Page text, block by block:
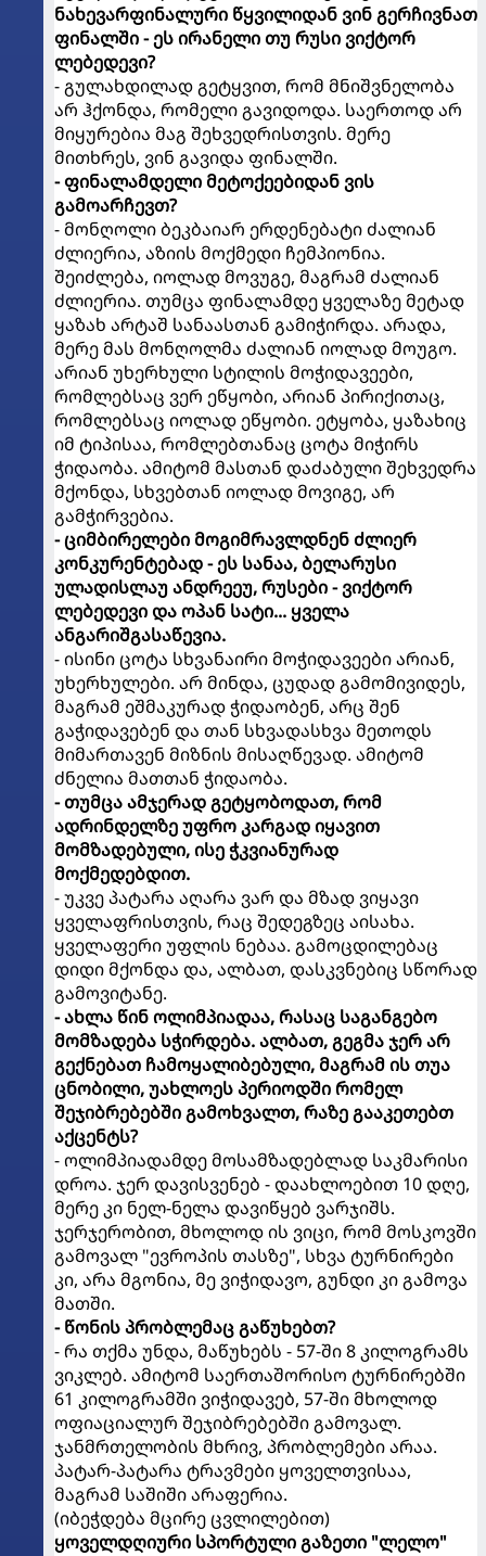
ნახევარფინალური წყვილიდან ვინ გერჩივნათ
ფინალში - ეს ირანელი თუ რუსი ვიქტორ
ლებედევი?
- გულახდილად გეტყვით, რომ მნიშვნელობა
არ ჰქონდა, რომელი გავიდოდა. საერთოდ არ
მიყურებია მაგ შეხვედრისთვის. მერე
მითხრეს, ვინ გავიდა ფინალში.
- ფინალამდელი მეტოქეებიდან ვის
გამოარჩევთ?
- მონღოლი ბეკბაიარ ერდენებატი ძალიან
ძლიერია, აზიის მოქმედი ჩემპიონია.
შეიძლება, იოლად მოვუგე, მაგრამ ძალიან
ძლიერია. თუმცა ფინალამდე ყველაზე მეტად
ყაზახ არტაშ სანაასთან გამიჭირდა. არადა,
მერე მას მონღოლმა ძალიან იოლად მოუგო.
არიან უხერხული სტილის მოჭიდავეები,
რომლებსაც ვერ ეწყობი, არიან პირიქითაც,
რომლებსაც იოლად ეწყობი. ეტყობა, ყაზახიც
იმ ტიპისაა, რომლებთანაც ცოტა მიჭირს
ჭიდაობა. ამიტომ მასთან დაძაბული შეხვედრა
მქონდა, სხვებთან იოლად მოვიგე, არ
გამჭირვებია.
- ციმბირელები მოგიმრავლდნენ ძლიერ
კონკურენტებად - ეს სანაა, ბელარუსი
ულადისლაუ ანდრეეუ, რუსები - ვიქტორ
ლებედევი და ოპან სატი... ყველა
ანგარიშგასაწევია.
- ისინი ცოტა სხვანაირი მოჭიდავეები არიან,
უხერხულები. არ მინდა, ცუდად გამომივიდეს,
მაგრამ ეშმაკურად ჭიდაობენ, არც შენ
გაჭიდავებენ და თან სხვადასხვა მეთოდს
მიმართავენ მიზნის მისაღწევად. ამიტომ
ძნელია მათთან ჭიდაობა.
- თუმცა ამჯერად გეტყობოდათ, რომ
ადრინდელზე უფრო კარგად იყავით
მომზადებული, ისე ჭკვიანურად
მოქმედებდით.
- უკვე პატარა აღარა ვარ და მზად ვიყავი
ყველაფრისთვის, რაც შედეგზეც აისახა.
ყველაფერი უფლის ნებაა. გამოცდილებაც
დიდი მქონდა და, ალბათ, დასკვნებიც სწორად
გამოვიტანე.
- ახლა წინ ოლიმპიადაა, რასაც საგანგებო
მომზადება სჭირდება. ალბათ, გეგმა ჯერ არ
გექნებათ ჩამოყალიბებული, მაგრამ ის თუა
ცნობილი, უახლოეს პერიოდში რომელ
შეჯიბრებებში გამოხვალთ, რაზე გააკეთებთ
აქცენტს?
- ოლიმპიადამდე მოსამზადებლად საკმარისი
დროა. ჯერ დავისვენებ - დაახლოებით 10 დღე,
მერე კი ნელ-ნელა დავიწყებ ვარჯიშს.
ჯერჯერობით, მხოლოდ ის ვიცი, რომ მოსკოვში
გამოვალ "ევროპის თასზე", სხვა ტურნირები
კი, არა მგონია, მე ვიჭიდავო, გუნდი კი გამოვა
მათში.
- წონის პრობლემაც გაწუხებთ?
- რა თქმა უნდა, მაწუხებს - 57-ში 8 კილოგრამს
ვიკლებ. ამიტომ საერთაშორისო ტურნირებში
61 კილოგრამში ვიჭიდავებ, 57-ში მხოლოდ
ოფიაციალურ შეჯიბრებებში გამოვალ.
ჯანმრთელობის მხრივ, პრობლემები არაა.
პატარ-პატარა ტრავმები ყოველთვისაა,
მაგრამ საშიში არაფერია.
(იბეჭდება მცირე ცვლილებით)
ყოველდღიური სპორტული გაზეთი "ლელო"